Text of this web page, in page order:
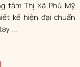
tâm Thị Xã Phú Mỹ
kế hiện đại chuẩn
...